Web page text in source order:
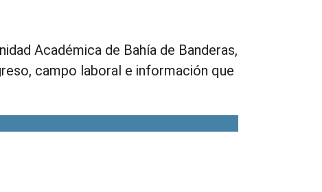
Académica de Bahía de Banderas,
campo laboral e información que